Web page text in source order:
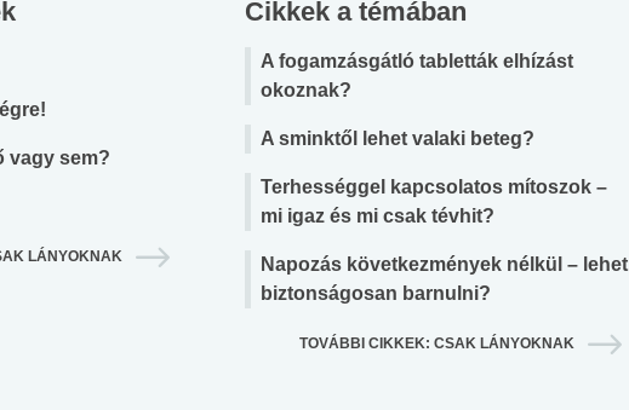
vagy sem?
LÁNYOKNAK
Cikkek a témában
A fogamzásgátló tabletták elhízást
okoznak?
A sminktől lehet valaki beteg?
Terhességgel kapcsolatos mítoszok –
mi igaz és mi csak tévhit?
Napozás következmények nélkül – lehet
biztonságosan barnulni?
TOVÁBBI CIKKEK: CSAK LÁNYOKNAK